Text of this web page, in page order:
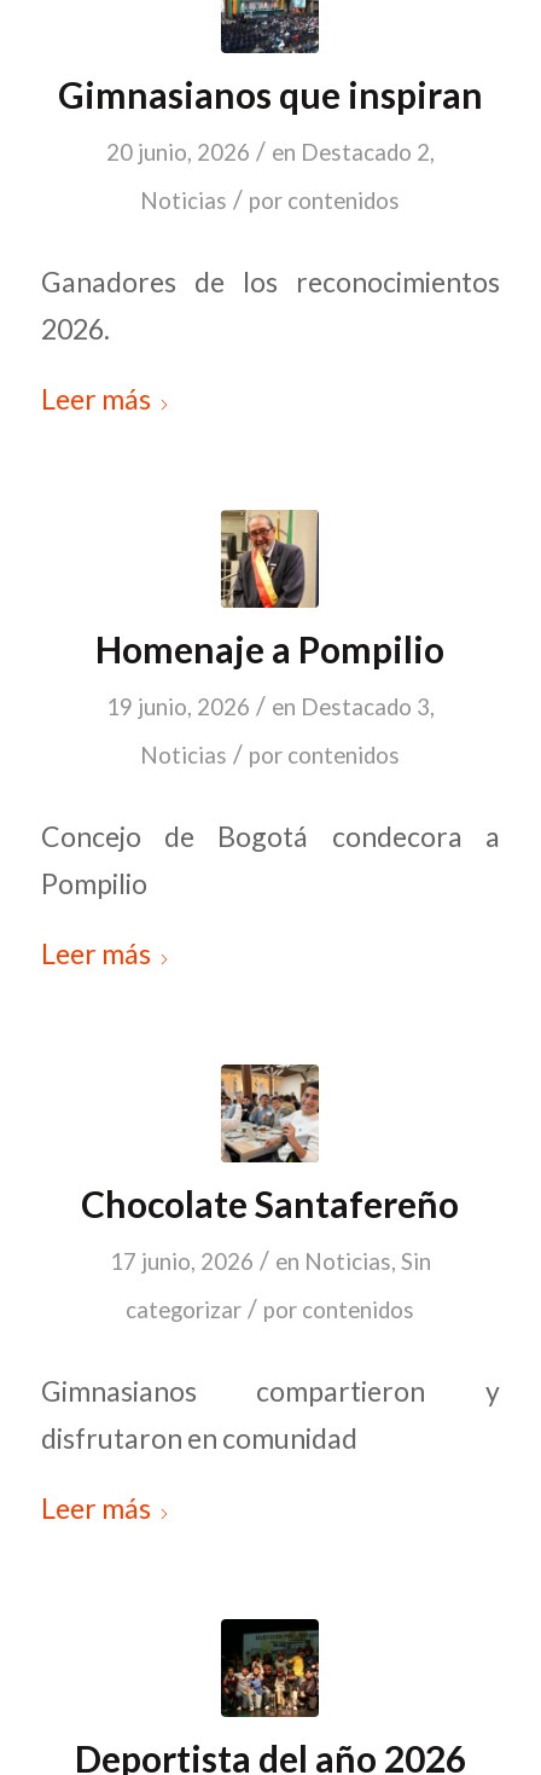
Gimnasianos que inspiran
20 junio, 2026 / en Destacado 2,
Noticias / por contenidos
Ganadores de los reconocimientos
2026.
Leer más
Homenaje a Pompilio
19 junio, 2026 / en Destacado 3,
Noticias / por contenidos
Concejo de Bogotá condecora a
Pompilio
Leer más
Chocolate Santafereño
17 junio, 2026 / en Noticias, Sin
categorizar / por contenidos
Gimnasianos compartieron y
disfrutaron en comunidad
Leer más
Deportista del año 2026